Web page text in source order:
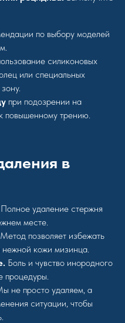
по выбору моделей
силиконовых
или специальных
при подозрении на
повышенному трению.
в
Полное удаление стержня
месте.
Метод позволяет избежать
кожи мизинца.
Боль и чувство инородного
процедуры.
не просто удаляем, а
ситуации, чтобы